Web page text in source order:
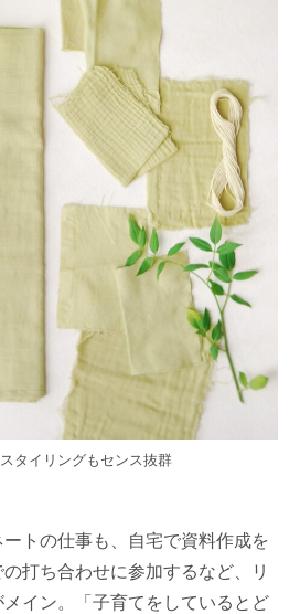
タイリングもセンス抜群
トの仕事も、自宅で資料作成を
打ち合わせに参加するなど、リ
イン。「子育てをしているとど